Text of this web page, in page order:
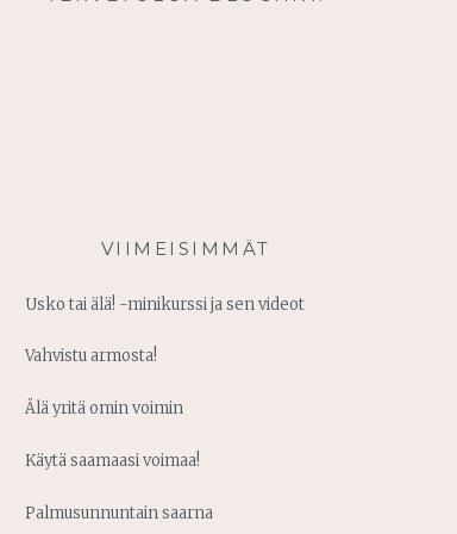
VIIMEISIMMÄT
Usko tai älä! -minikurssi ja sen videot
Vahvistu armosta!
Älä yritä omin voimin
Käytä saamaasi voimaa!
Palmusunnuntain saarna